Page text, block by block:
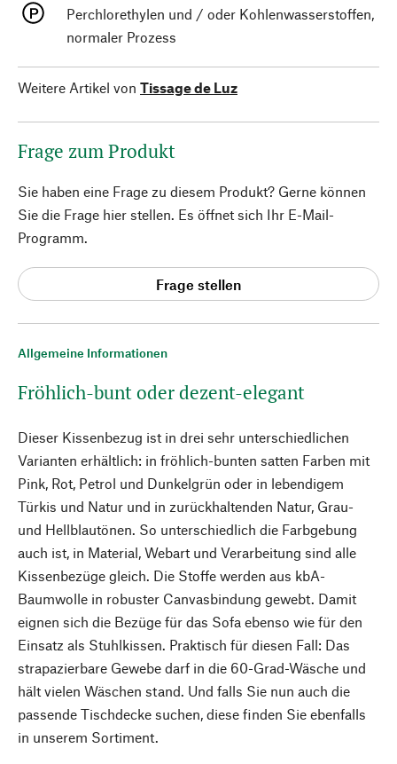
Allgemeine Informationen
Fröhlich-bunt oder dezent-elegant
Dieser Kissenbezug ist in drei sehr unterschiedlichen
Varianten erhältlich: in fröhlich-bunten satten Farben mit
Pink, Rot, Petrol und Dunkelgrün oder in lebendigem
Türkis und Natur und in zurückhaltenden Natur, Grau-
und Hellblautönen. So unterschiedlich die Farbgebung
auch ist, in Material, Webart und Verarbeitung sind alle
Kissenbezüge gleich. Die Stoffe werden aus kbA-
Baumwolle in robuster Canvasbindung gewebt. Damit
eignen sich die Bezüge für das Sofa ebenso wie für den
Einsatz als Stuhlkissen. Praktisch für diesen Fall: Das
strapazierbare Gewebe darf in die 60-Grad-Wäsche und
hält vielen Wäschen stand. Und falls Sie nun auch die
passende Tischdecke suchen, diese finden Sie ebenfalls
in unserem Sortiment.
Perchlorethylen und / oder Kohlenwasserstoffen,
normaler Prozess
Weitere Artikel von Tissage de Luz
Frage zum Produkt
Sie haben eine Frage zu diesem Produkt? Gerne können
Sie die Frage hier stellen. Es öffnet sich Ihr E-Mail-
Programm.
Frage stellen